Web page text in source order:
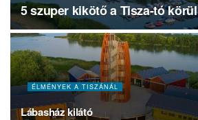
5 szuper kikötő a Tisza-tó körül
ÉLMÉNYEK A TISZÁNÁL
Lábasház kilátó